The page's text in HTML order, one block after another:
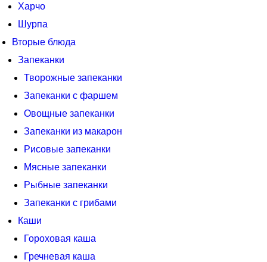
Харчо
Шурпа
Вторые блюда
Запеканки
Творожные запеканки
Запеканки с фаршем
Овощные запеканки
Запеканки из макарон
Рисовые запеканки
Мясные запеканки
Рыбные запеканки
Запеканки с грибами
Каши
Гороховая каша
Гречневая каша